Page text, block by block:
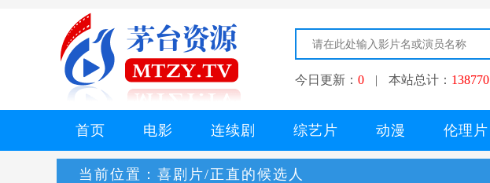
今日更新： 0 | 本站总计： 138770
首页 电影 连续剧 综艺片 动漫 伦理片
当前位置： 喜剧片/正直的候选人